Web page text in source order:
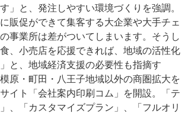
」と、発注しやすい環境づくりを強調。
販促ができて集客する大企業や大手チェ
事業所は差がついてしまいます。そうし
、小売店を応援できれば、地域の活性化
と、地域経済支援の必要性も指摘す
原・町田・八王子地域以外の商圏拡大を
イト「会社案内印刷コム」を開設。「テ
、「カスタマイズプラン」、「フルオリ